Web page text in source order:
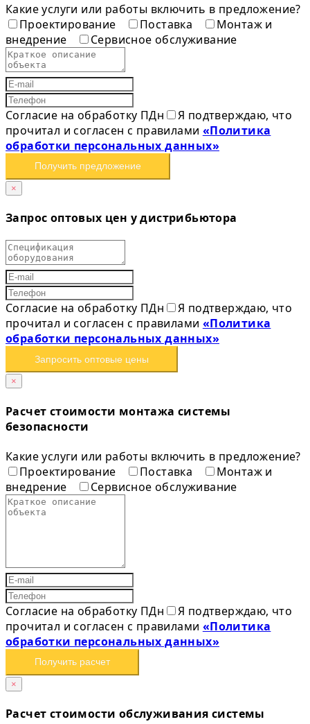
Какие услуги или работы включить в предложение?
Проектирование
Поставка
Монтаж и
внедрение
Сервисное обслуживание
Согласие на обработку ПДн
Я подтверждаю, что
прочитал и согласен с правилами «Политика
обработки персональных данных»
Получить предложение
×
Запрос оптовых цен у дистрибьютора
Согласие на обработку ПДн
Я подтверждаю, что
прочитал и согласен с правилами «Политика
обработки персональных данных»
Запросить оптовые цены
×
Расчет стоимости монтажа системы
безопасности
Какие услуги или работы включить в предложение?
Проектирование
Поставка
Монтаж и
внедрение
Сервисное обслуживание
Согласие на обработку ПДн
Я подтверждаю, что
прочитал и согласен с правилами «Политика
обработки персональных данных»
Получить расчет
×
Расчет стоимости обслуживания системы